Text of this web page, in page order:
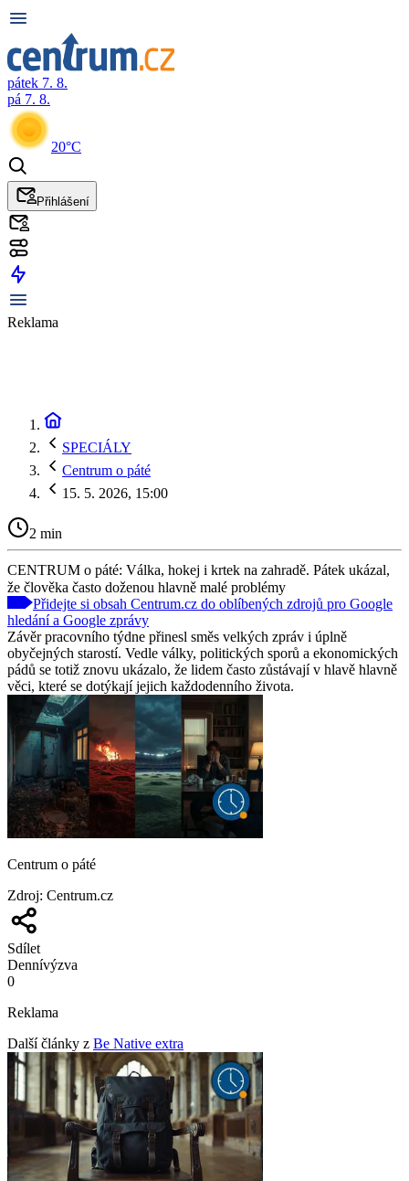
pátek 7. 8.
pá 7. 8.
20°C
Přihlášení
Reklama
SPECIÁLY
Centrum o páté
15. 5. 2026, 15:00
2 min
CENTRUM o páté: Válka, hokej i krtek na zahradě. Pátek ukázal,
že člověka často doženou hlavně malé problémy
Přidejte si obsah Centrum.cz do oblíbených zdrojů pro Google
hledání a Google zprávy
Závěr pracovního týdne přinesl směs velkých zpráv i úplně
obyčejných starostí. Vedle války, politických sporů a ekonomických
pádů se totiž znovu ukázalo, že lidem často zůstávají v hlavě hlavně
věci, které se dotýkají jejich každodenního života.
Centrum o páté
Zdroj: Centrum.cz
Sdílet
Dennívýzva
0
Reklama
Další články z Be Native extra